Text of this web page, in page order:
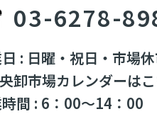
03-6278-
: 日曜・祝日・市場
卸市場カレンダーは
間 : 6：00～14：00